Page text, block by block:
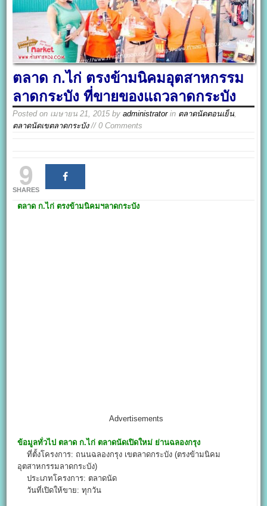
ตลาด ก.ไก่ ตรงข้ามนิคมอุตสาหกรรม
ลาดกระบัง ที่ขายของแถวลาดกระบัง
Posted on เมษายน 21, 2015 byadministratorin ตลาดนัดตอนเย็น,
ตลาดนัดเขตลาดกระบัง// 0 Comments
9
SHARES
ตลาด ก.ไก่ ตรงข้ามนิคมฯลาดกระบัง
Advertisements
ข้อมูลทั่วไป ตลาด ก.ไก่ ตลาดนัดเปิดใหม่ ย่านฉลองกรุง
ที่ตั้งโครงการ: ถนนฉลองกรุง เขตลาดกระบัง (ตรงข้ามนิคม
อุตสาหกรรมลาดกระบัง)
ประเภทโครงการ: ตลาดนัด
วันที่เปิดให้ขาย: ทุกวัน